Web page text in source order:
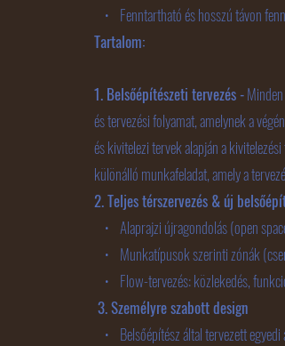
• Fenntartható és hosszú távon
Tartalom:
1. Belsőépítészeti tervezés -
és tervezési folyamat, amelynek a
és kivitelezi tervek alapján a
különálló munkafeladat, amely a
2. Teljes térszervezés & új
• Alaprajzi újragondolás (open
• Munkatípusok szerinti zónák
• Flow-tervezés: közlekedés,
3. Személyre szabott design
• Belsőépítész által tervezett egyedi